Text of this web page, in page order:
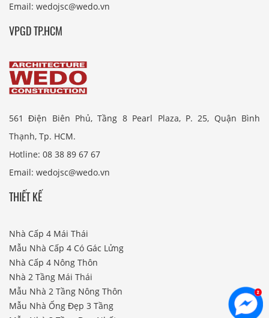
Email: wedojsc@wedo.vn
VPGD TP.HCM
561 Điện Biên Phủ, Tầng 8 Pearl Plaza, P. 25, Quận Bình
Thạnh, Tp. HCM.
Hotline: 08 38 89 67 67
Email: wedojsc@wedo.vn
THIẾT KẾ
Nhà Cấp 4 Mái Thái
Mẫu Nhà Cấp 4 Có Gác Lửng
Nhà Cấp 4 Nông Thôn
Nhà 2 Tầng Mái Thái
Mẫu Nhà 2 Tầng Nông Thôn
Mẫu Nhà Ống Đẹp 3 Tầng